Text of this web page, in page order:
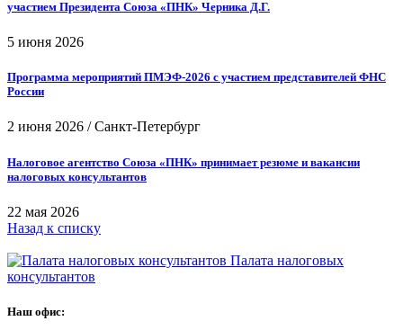
участием Президента Союза «ПНК» Черника Д.Г.
5 июня 2026
Программа мероприятий ПМЭФ-2026 с участием представителей ФНС
России
2 июня 2026 /Санкт-Петербург
Налоговое агентство Союза «ПНК» принимает резюме и вакансии
налоговых консультантов
22 мая 2026
Назад к списку
Палата налоговых
консультантов
Наш офис: